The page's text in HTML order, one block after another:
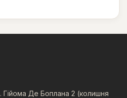
Гійома Де Боплана 2 (колишня